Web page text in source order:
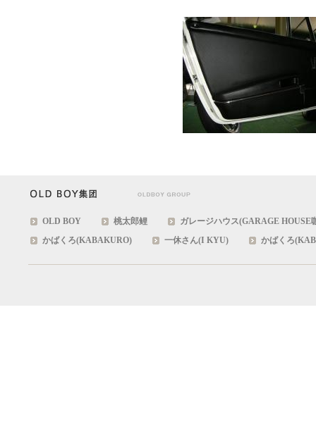
OLD BOY 桃太郎鲤
ガレージハウス(GARAGE HOUSE
かばくろ(KABAKURO)
一休さん(I KYU) かばくろ